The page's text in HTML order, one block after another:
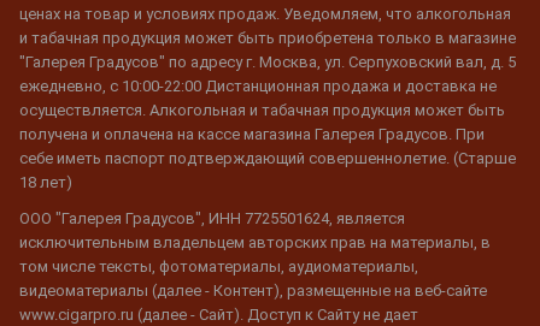
ценах на товар и условиях продаж. Уведомляем, что алкогольная
и табачная продукция может быть приобретена только в магазине
"Галерея Градусов" по адресу г. Москва, ул. Серпуховский вал, д. 5
ежедневно, с 10:00-22:00 Дистанционная продажа и доставка не
осуществляется. Алкогольная и табачная продукция может быть
получена и оплачена на кассе магазина Галерея Градусов. При
себе иметь паспорт подтверждающий совершеннолетие. (Старше
18 лет)
ООО "Галерея Градусов", ИНН 7725501624, является
исключительным владельцем авторских прав на материалы, в
том числе тексты, фотоматериалы, аудиоматериалы,
видеоматериалы (далее - Контент), размещенные на веб-сайте
www.cigarpro.ru (далее - Сайт). Доступ к Сайту не дает